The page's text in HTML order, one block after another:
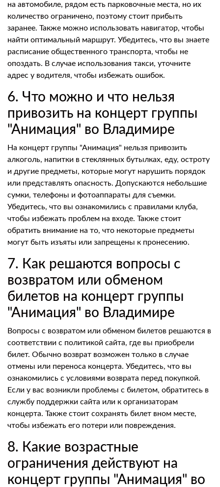
на автомобиле, рядом есть парковочные места, но их
количество ограничено, поэтому стоит прибыть
заранее. Также можно использовать навигатор, чтобы
найти оптимальный маршрут. Убедитесь, что вы знаете
расписание общественного транспорта, чтобы не
опоздать. В случае использования такси, уточните
адрес у водителя, чтобы избежать ошибок.
6. Что можно и что нельзя
привозить на концерт группы
"Анимация" во Владимире
На концерт группы "Анимация" нельзя привозить
алкоголь, напитки в стеклянных бутылках, еду, остроту
и другие предметы, которые могут нарушить порядок
или представлять опасность. Допускаются небольшие
сумки, телефоны и фотоаппараты для съемки.
Убедитесь, что вы ознакомились с правилами клуба,
чтобы избежать проблем на входе. Также стоит
обратить внимание на то, что некоторые предметы
могут быть изъяты или запрещены к пронесению.
7. Как решаются вопросы с
возвратом или обменом
билетов на концерт группы
"Анимация" во Владимире
Вопросы с возвратом или обменом билетов решаются в
соответствии с политикой сайта, где вы приобрели
билет. Обычно возврат возможен только в случае
отмены или переноса концерта. Убедитесь, что вы
ознакомились с условиями возврата перед покупкой.
Если у вас возникли проблемы с билетом, обратитесь в
службу поддержки сайта или к организаторам
концерта. Также стоит сохранять билет вном месте,
чтобы избежать его потери или повреждения.
8. Какие возрастные
ограничения действуют на
концерт группы "Анимация" во